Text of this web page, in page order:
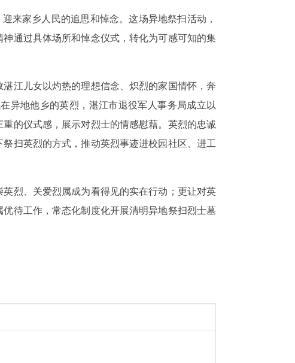
来家乡人民的追思和悼念。这场异地祭扫活动，
通过具体场所和悼念仪式，转化为可感可知的集
江儿女以灼热的理想信念、炽烈的家国情怀，奔
异地他乡的英烈，湛江市退役军人事务局成立以
的仪式感，展示对烈士的情感慰藉。英烈的忠诚
扫英烈的方式，推动英烈事迹进校园社区、进工
烈、关爱烈属成为看得见的实在行动；更让对英
待工作，常态化制度化开展清明异地祭扫烈士墓